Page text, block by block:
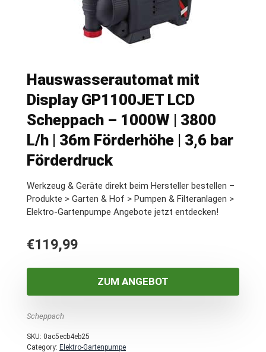
Hauswasserautomat mit
Display GP1100JET LCD
Scheppach – 1000W | 3800
L/h | 36m Förderhöhe | 3,6 bar
Förderdruck
Werkzeug & Geräte direkt beim Hersteller bestellen –
Produkte > Garten & Hof > Pumpen & Filteranlagen >
Elektro-Gartenpumpe Angebote jetzt entdecken!
€119,99
ZUM ANGEBOT
Scheppach
SKU: 0ac5ecb4eb25
Category: Elektro-Gartenpumpe